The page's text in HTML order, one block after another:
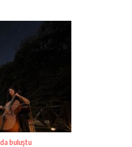
buluştu